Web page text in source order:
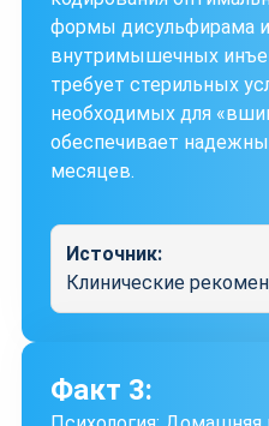
формы дисульфирама
внутримышечных
требует стерильных
необходимых для
обеспечивает
месяцев.
Источник:
Клинические
Факт 3: